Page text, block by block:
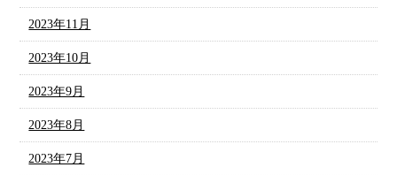
2023年11月
2023年10月
2023年9月
2023年8月
2023年7月